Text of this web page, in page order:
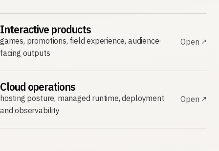
Interactive products
games, promotions, field experience, audience-
facing outputs
Open ↗
Cloud operations
hosting posture, managed runtime, deployment
and observability
Open ↗